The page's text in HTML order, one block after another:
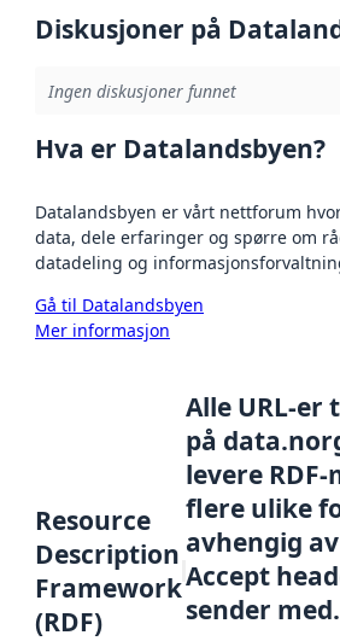
Diskusjoner på
Ingen diskusjoner funnet
Hva er Datalandsbyen?
Datalandsbyen er vårt nettforum
data, dele erfaringer og spørre om
datadeling og
Gå til Datalandsbyen
Mer informasjon
Resource
Description
Framework
(RDF)
Alle URL-er
på
levere
flere ulike
avhengig
Accept
sender med.